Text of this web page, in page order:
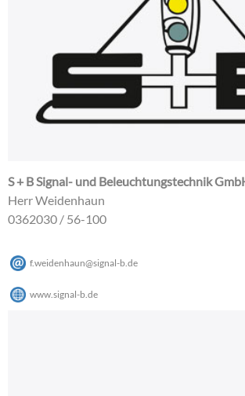
S + B Signal- und Beleuchtungstechnik
Herr Weidenhaun
0362030 / 56-100
f.weidenhaun@signal-b.de
www.signal-b.de